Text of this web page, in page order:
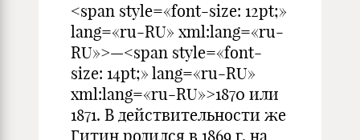
<span style=«font-size: 12pt;»
lang=«ru-RU» xml:lang=«ru-
RU»>—<span style=«font-
size: 14pt;» lang=«ru-RU»
xml:lang=«ru-RU»>1870 или
1871. В действительности же
Гитин родился в 1869 г. на